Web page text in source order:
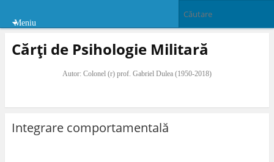
Meniu
Cărți de Psihologie Militară
Autor: Colonel (r) prof. Gabriel Dulea (1950-2018)
Integrare comportamentală